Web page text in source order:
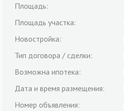
Площадь:
Площадь участка:
Новостройка:
Тип договора / сделки:
Возможна ипотека:
Дата и время размещения:
Номер объявления: